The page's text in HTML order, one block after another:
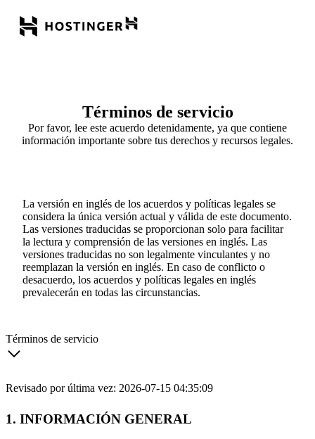
Términos de servicio
Por favor, lee este acuerdo detenidamente, ya que contiene
información importante sobre tus derechos y recursos legales.
La versión en inglés de los acuerdos y políticas legales se
considera la única versión actual y válida de este documento.
Las versiones traducidas se proporcionan solo para facilitar
la lectura y comprensión de las versiones en inglés. Las
versiones traducidas no son legalmente vinculantes y no
reemplazan la versión en inglés. En caso de conflicto o
desacuerdo, los acuerdos y políticas legales en inglés
prevalecerán en todas las circunstancias.
Términos de servicio
Revisado por última vez: 2026-07-15 04:35:09
1. INFORMACIÓN GENERAL